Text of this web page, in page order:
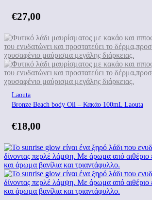
€27,00
Laouta
Bronze Beach body Oil – Κακάο 100mL Laouta
€18,00